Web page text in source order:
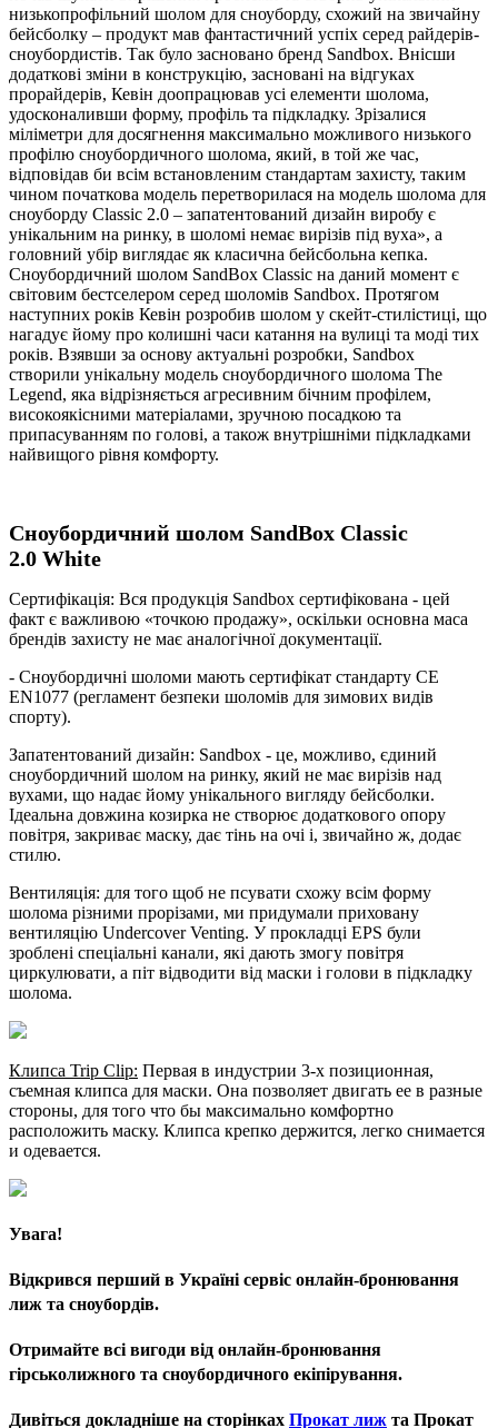
низькопрофільний шолом для сноуборду, схожий на звичайну
бейсболку – продукт мав фантастичний успіх серед райдерів-
сноубордистів. Так було засновано бренд Sandbox. Внісши
додаткові зміни в конструкцію, засновані на відгуках
прорайдерів, Кевін доопрацював усі елементи шолома,
удосконаливши форму, профіль та підкладку. Зрізалися
міліметри для досягнення максимально можливого низького
профілю сноубордичного шолома, який, в той же час,
відповідав би всім встановленим стандартам захисту, таким
чином початкова модель перетворилася на модель шолома для
сноуборду Classic 2.0 – запатентований дизайн виробу є
унікальним на ринку, в шоломі немає вирізів під вуха», а
головний убір виглядає як класична бейсбольна кепка.
Сноубордичний шолом SandBox Classic на даний момент є
світовим бестселером серед шоломів Sandbox. Протягом
наступних років Кевін розробив шолом у скейт-стилістиці, що
нагадує йому про колишні часи катання на вулиці та моді тих
років. Взявши за основу актуальні розробки, Sandbox
створили унікальну модель сноубордичного шолома The
Legend, яка відрізняється агресивним бічним профілем,
високоякісними матеріалами, зручною посадкою та
припасуванням по голові, а також внутрішніми підкладками
найвищого рівня комфорту.
Сноубордичний шолом SandBox Classic
2.0 White
Сертифікація: Вся продукція Sandbox сертифікована - цей
факт є важливою «точкою продажу», оскільки основна маса
брендів захисту не має аналогічної документації.
- Сноубордичні шоломи мають сертифікат стандарту CE
EN1077 (регламент безпеки шоломів для зимових видів
спорту).
Запатентований дизайн: Sandbox - це, можливо, єдиний
сноубордичний шолом на ринку, який не має вирізів над
вухами, що надає йому унікального вигляду бейсболки.
Ідеальна довжина козирка не створює додаткового опору
повітря, закриває маску, дає тінь на очі і, звичайно ж, додає
стилю.
Вентиляція: для того щоб не псувати схожу всім форму
шолома різними прорізами, ми придумали приховану
вентиляцію Undercover Venting. У прокладці EPS були
зроблені спеціальні канали, які дають змогу повітря
циркулювати, а піт відводити від маски і голови в підкладку
шолома.
Клипса Trip Clip: Первая в индустрии 3-х позиционная,
съемная клипса для маски. Она позволяет двигать ее в разные
стороны, для того что бы максимально комфортно
расположить маску. Клипса крепко держится, легко снимается
и одевается.
Увага!
Відкрився перший в Україні сервіс онлайн-бронювання
лиж та сноубордів.
Отримайте всі вигоди від онлайн-бронювання
гірськолижного та сноубордичного екіпірування.
Дивіться докладніше на сторінках Прокат лиж та Прокат